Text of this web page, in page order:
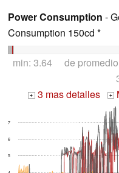
Power Consumption -
Consumption 150cd *
min: 3.64 de
+ 3 mas detalles +
5
6
7